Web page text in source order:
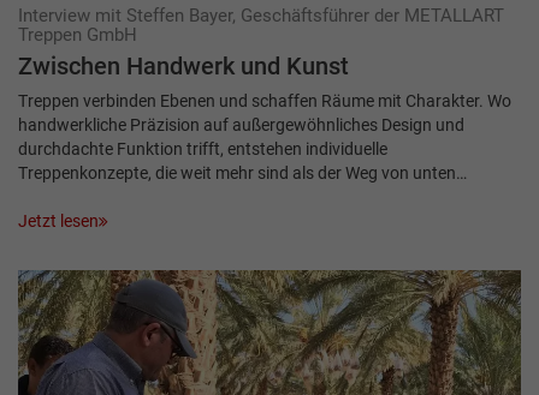
Interview mit Steffen Bayer, Geschäftsführer der METALLART
Treppen GmbH
Zwischen Hand­werk und Kunst
Treppen verbinden Ebenen und schaffen Räume mit Charakter. Wo
handwerkliche Präzision auf außergewöhnliches Design und
durchdachte Funktion trifft, entstehen individuelle
Treppenkonzepte, die weit mehr sind als der Weg von unten…
Jetzt lesen